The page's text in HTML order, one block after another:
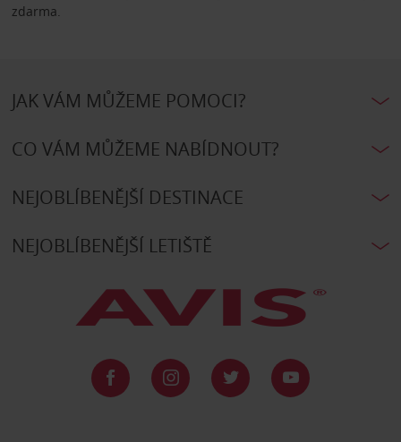
zdarma.
JAK VÁM MŮŽEME POMOCI?
CO VÁM MŮŽEME NABÍDNOUT?
NEJOBLÍBENĚJŠÍ DESTINACE
NEJOBLÍBENĚJŠÍ LETIŠTĚ